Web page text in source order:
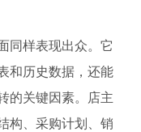
同样表现出众。它
和历史数据，还能
的关键因素。店主
构、采购计划、销